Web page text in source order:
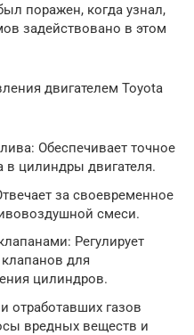
поражен, когда узнал,
задействовано в этом
двигателем Toyota
Обеспечивает точное
в цилиндры двигателя.
за своевременное
смеси.
Регулирует
для
цилиндров.
отработавших газов
вредных веществ и